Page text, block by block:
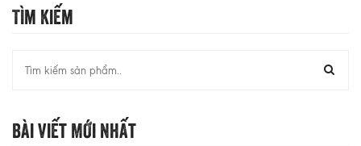
Tìm Kiếm
Bài Viết Mới Nhất